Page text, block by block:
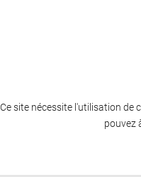
Ce site nécessite l'utilisation de
pouvez